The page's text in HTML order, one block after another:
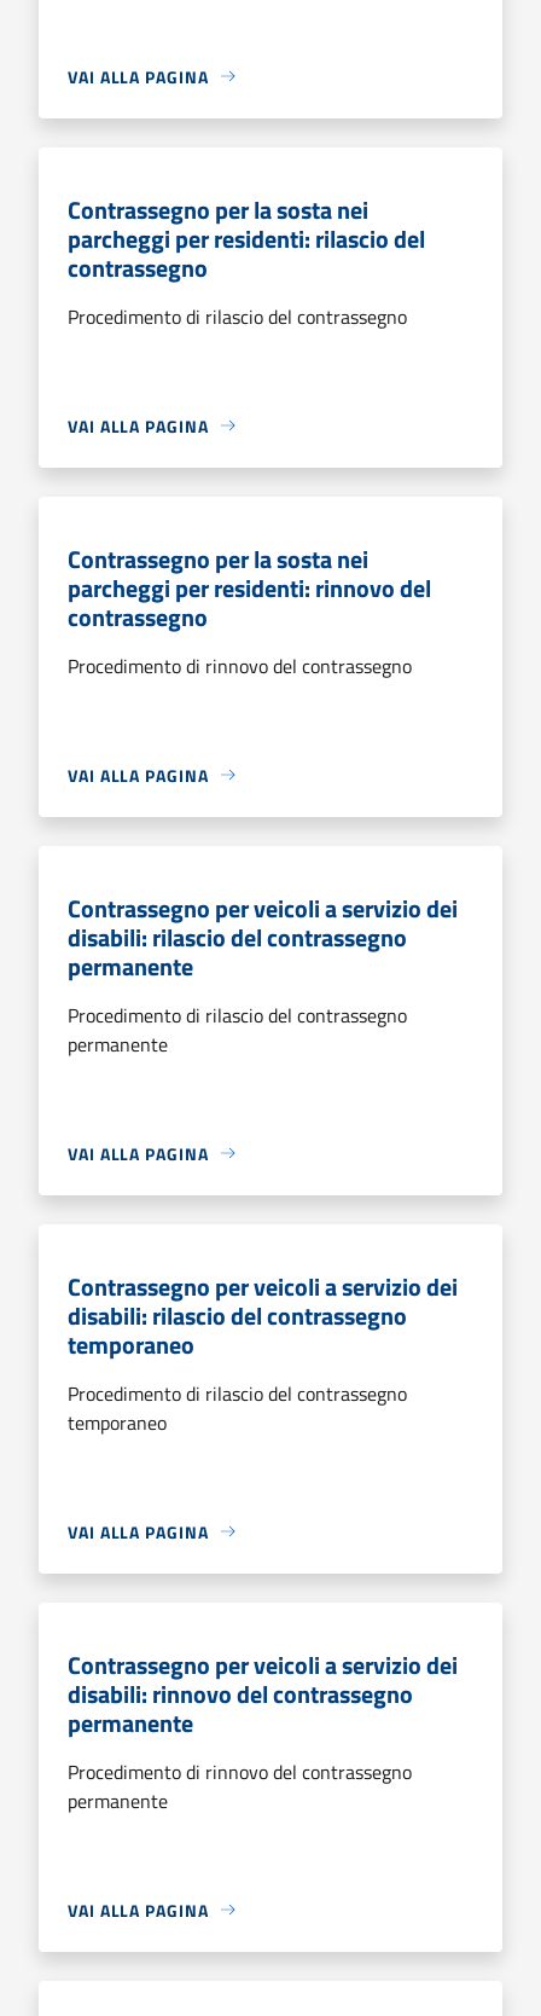
VAI ALLA PAGINA
Contrassegno per la sosta nei
parcheggi per residenti: rilascio del
contrassegno
Procedimento di rilascio del contrassegno
VAI ALLA PAGINA
Contrassegno per la sosta nei
parcheggi per residenti: rinnovo del
contrassegno
Procedimento di rinnovo del contrassegno
VAI ALLA PAGINA
Contrassegno per veicoli a servizio dei
disabili: rilascio del contrassegno
permanente
Procedimento di rilascio del contrassegno
permanente
VAI ALLA PAGINA
Contrassegno per veicoli a servizio dei
disabili: rilascio del contrassegno
temporaneo
Procedimento di rilascio del contrassegno
temporaneo
VAI ALLA PAGINA
Contrassegno per veicoli a servizio dei
disabili: rinnovo del contrassegno
permanente
Procedimento di rinnovo del contrassegno
permanente
VAI ALLA PAGINA